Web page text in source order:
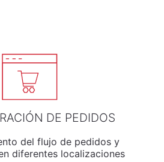
DE PEDIDOS
del flujo de pedidos y
diferentes localizaciones